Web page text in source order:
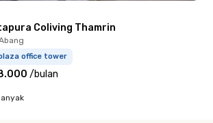
Coliving Thamrin
office tower
/bulan